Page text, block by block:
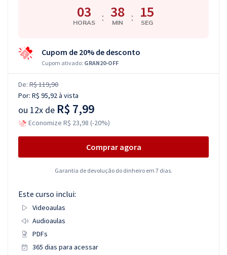
03
HORAS : 38
MIN : 14
SEG
Cupom de 20% de desconto
Cupom ativado: GRAN20-OFF
De: R$ 119,90
Por: R$ 95,92à vista
ou 12x de R$ 7,99
Economize R$ 23,98 (-20%)
Comprar agora
Garantia de devolução do dinheiro em 7 dias.
Este curso inclui:
Videoaulas
Audioaulas
PDFs
365 dias para acessar